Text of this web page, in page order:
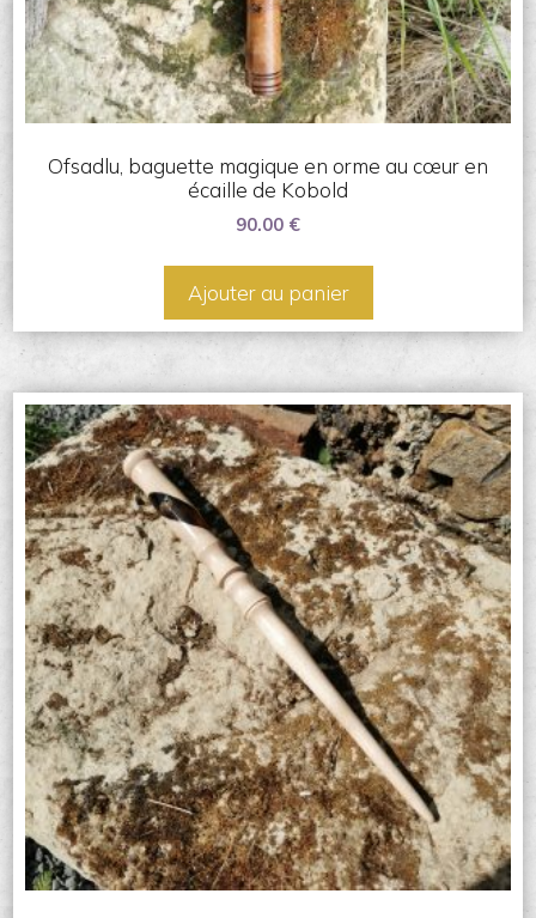
Ofsadlu, baguette magique en orme au cœur en
écaille de Kobold
90.00 €
Ajouter au panier